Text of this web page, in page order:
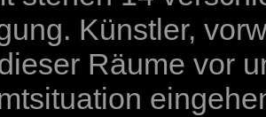
Künstler,
Räume vor